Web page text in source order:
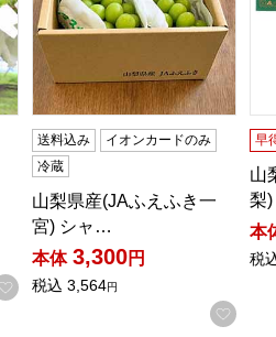
お気に入りに登録する
送料込み
イオンカードのみ
冷蔵
山梨県産(JAふえふき一
宮) シャ…
本体 3,300円
税込 3,564円
お気
早
山
梨
本
税